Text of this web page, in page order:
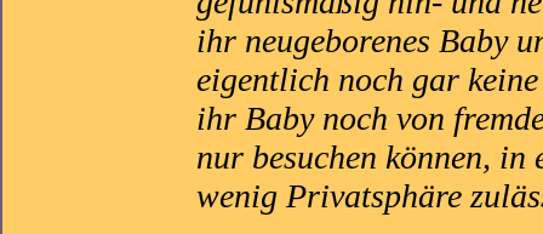
ihr neugeborenes Baby
eigentlich noch gar
ihr Baby noch von
nur besuchen können,
wenig Privatsphäre